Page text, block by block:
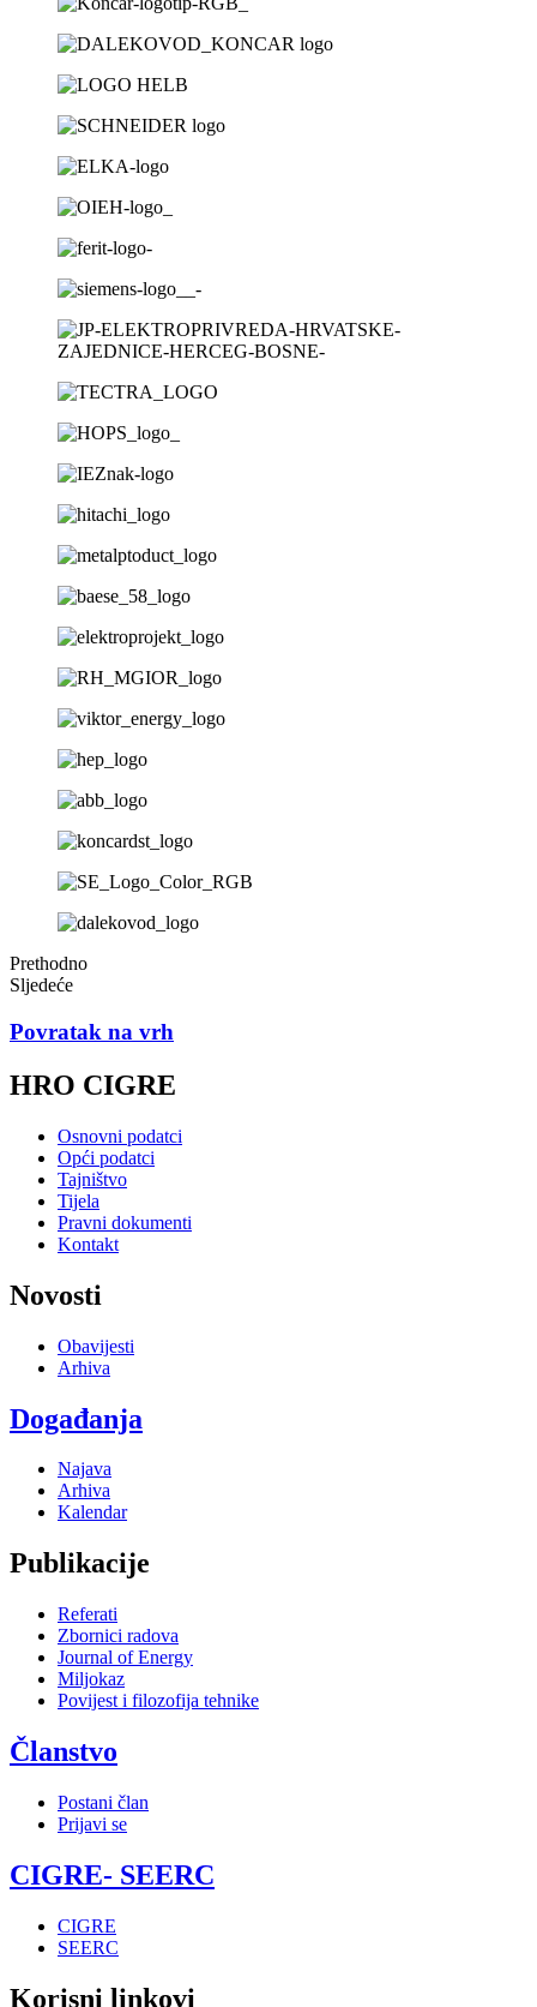
Prethodno
Sljedeće
Povratak na vrh
HRO CIGRE
Osnovni podatci
Opći podatci
Tajništvo
Tijela
Pravni dokumenti
Kontakt
Novosti
Obavijesti
Arhiva
Događanja
Najava
Arhiva
Kalendar
Publikacije
Referati
Zbornici radova
Journal of Energy
Miljokaz
Povijest i filozofija tehnike
Članstvo
Postani član
Prijavi se
CIGRE- SEERC
CIGRE
SEERC
Korisni linkovi